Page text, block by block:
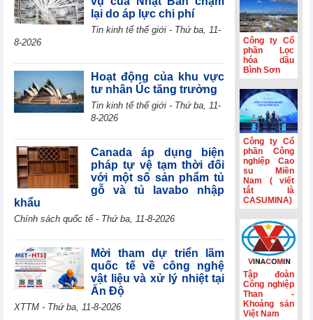
sàn HOSE) ghi nhận lãi
7,41 tỷ đồng trong quý
II, luỹ kế nửa đầu năm
2026 lãi 12,81 tỷ đồng
và hoàn thành 14,2% so
với kế hoạch năm 2026.
đoạn mới: Công
nghệ, liên kết và
giá trị dài hạn
ngọt từ hoạt động
kinh doanh ngoài
xăng dầu
cho các nền kinh
tế mới nổi
Hành trình gắn
kết và nét đẹp
văn hóa Phân lân
Không còn lãi
lợi nhuận quý
II/2026 của HBC
giảm 55%
lại do áp lực chi phí
Tin kinh tế thế giới - Thứ ba, 11-
8-2026
Hoạt động của khu vực
tư nhân Úc tăng trưởng
Tin kinh tế thế giới - Thứ ba, 11-
8-2026
Canada áp dụng biện
pháp tự vệ tạm thời đối
với một số sản phẩm tủ
gỗ và tủ lavabo nhập
khẩu
Chính sách quốc tế - Thứ ba, 11-8-2026
Mời tham dự triển lãm
quốc tế về công nghệ
vật liệu và xử lý nhiệt tại
Ấn Độ
XTTM - Thứ ba, 11-8-2026
Công ty Cổ
phần Lọc
hóa dầu
Bình Sơn
Công ty Cổ
phần Công
nghiệp Cao
su Miền
Nam ( viết
tắt là
CASUMINA)
Tập đoàn
Công nghiệp
Than -
Khoáng sản
Việt Nam